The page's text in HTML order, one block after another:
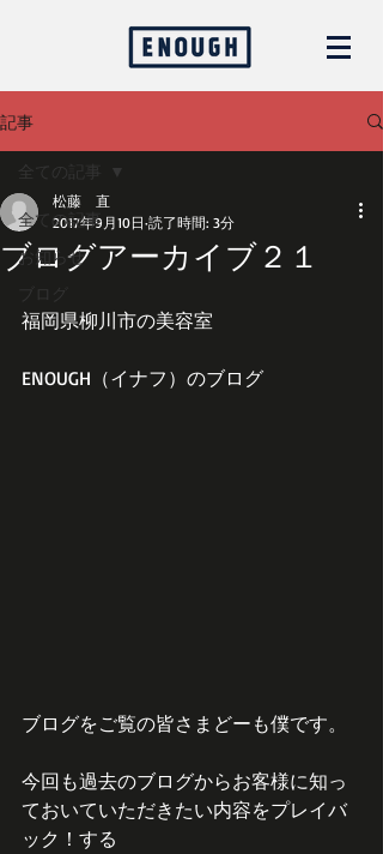
記事
全ての記事
お知らせ
ブログ
全ての記事
ブログアーカイブ２１
松藤 直
2017年9月10日 読了時間: 3分
福岡県柳川市の美容室
ENOUGH（イナフ）のブログ
ブログをご覧の皆さまどーも僕です。
今回も過去のブログからお客様に知っ
ておいていただきたい内容をプレイバ
ック！する